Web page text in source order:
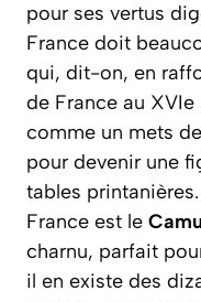
pour ses vertus
France doit
qui, dit-on, en
de France au
comme un mets
pour devenir une
tables
France est le
charnu, parfait
il en existe des